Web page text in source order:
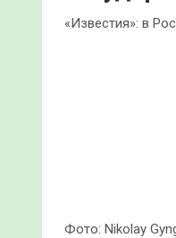
«Известия»: в
Фото: Nikolay